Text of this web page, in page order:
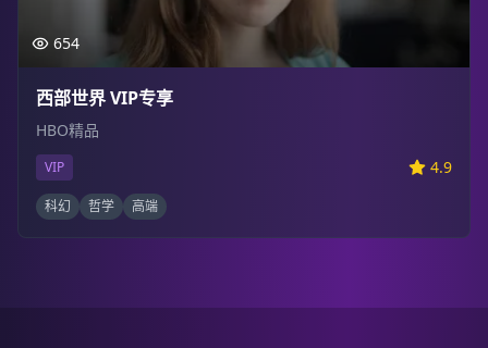
654
西部世界 VIP专享
HBO精品
VIP 4.9
科幻 哲学 高端